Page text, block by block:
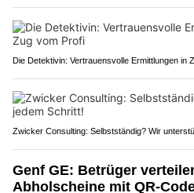
Die Detektivin: Vertrauensvolle Ermittlungen in
Zwicker Consulting: Selbstständig? Wir
Genf GE: Betrüger
Abholscheine mit QR-